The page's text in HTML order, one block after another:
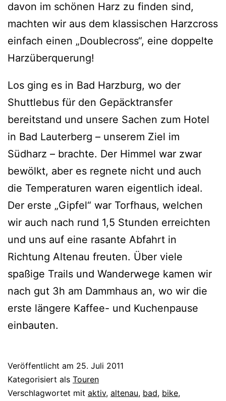
davon im schönen Harz zu finden sind,
machten wir aus dem klassischen Harzcross
einfach einen „Doublecross“, eine doppelte
Harzüberquerung!
Los ging es in Bad Harzburg, wo der
Shuttlebus für den Gepäcktransfer
bereitstand und unsere Sachen zum Hotel
in Bad Lauterberg – unserem Ziel im
Südharz – brachte. Der Himmel war zwar
bewölkt, aber es regnete nicht und auch
die Temperaturen waren eigentlich ideal.
Der erste „Gipfel“ war Torfhaus, welchen
wir auch nach rund 1,5 Stunden erreichten
und uns auf eine rasante Abfahrt in
Richtung Altenau freuten. Über viele
spaßige Trails und Wanderwege kamen wir
nach gut 3h am Dammhaus an, wo wir die
erste längere Kaffee- und Kuchenpause
einbauten.
Veröffentlicht am 25. Juli 2011
Kategorisiert als Touren
Verschlagwortet mit aktiv, altenau, bad, bike,